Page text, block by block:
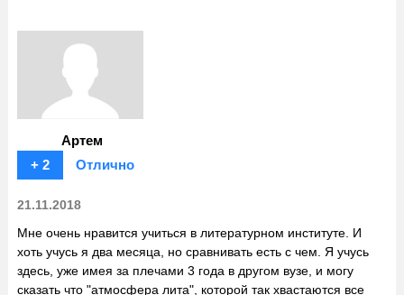
Артем
+ 2
Отлично
21.11.2018
Мне очень нравится учиться в литературном институте. И
хоть учусь я два месяца, но сравнивать есть с чем. Я учусь
здесь, уже имея за плечами 3 года в другом вузе, и могу
сказать что "атмосфера лита", которой так хвастаются все